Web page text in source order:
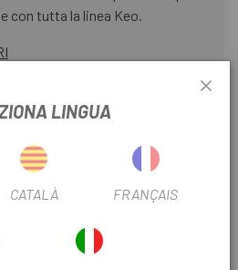
con tutta la linea Keo.
angolare per rispondere alle
ciclista:
di 4,5°
LINGUA
CATALÀ FRANÇAIS